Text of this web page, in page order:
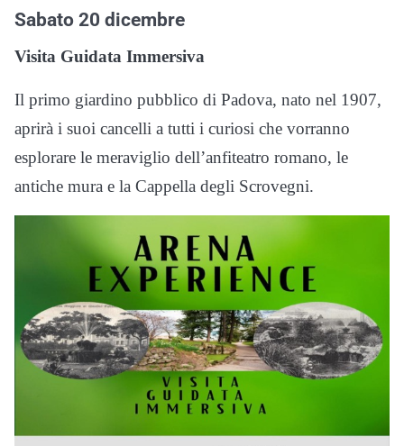
Sabato 20 dicembre
Visita Guidata Immersiva
Il primo giardino pubblico di Padova, nato nel 1907,
aprirà i suoi cancelli a tutti i curiosi che vorranno
esplorare le meraviglio dell’anfiteatro romano, le
antiche mura e la Cappella degli Scrovegni.